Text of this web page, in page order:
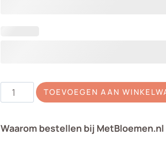
Potgrond
40
aantal
TOEVOEGEN AAN
Waarom bestellen bij MetBloemen.nl